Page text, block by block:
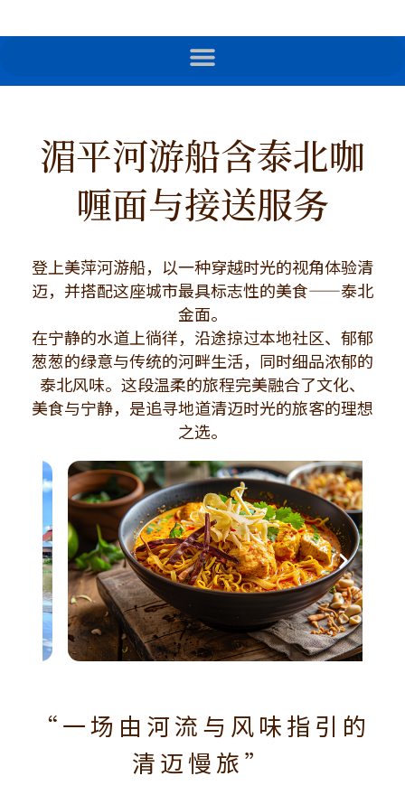
湄平河游船含泰北咖
喱面与接送服务
登上美萍河游船，以一种穿越时光的视角体验清
迈，并搭配这座城市最具标志性的美食——泰北
金面。
在宁静的水道上徜徉，沿途掠过本地社区、郁郁
葱葱的绿意与传统的河畔生活，同时细品浓郁的
泰北风味。这段温柔的旅程完美融合了文化、
美食与宁静，是追寻地道清迈时光的旅客的理想
之选。
“一场由河流与风味指引的
清迈慢旅”